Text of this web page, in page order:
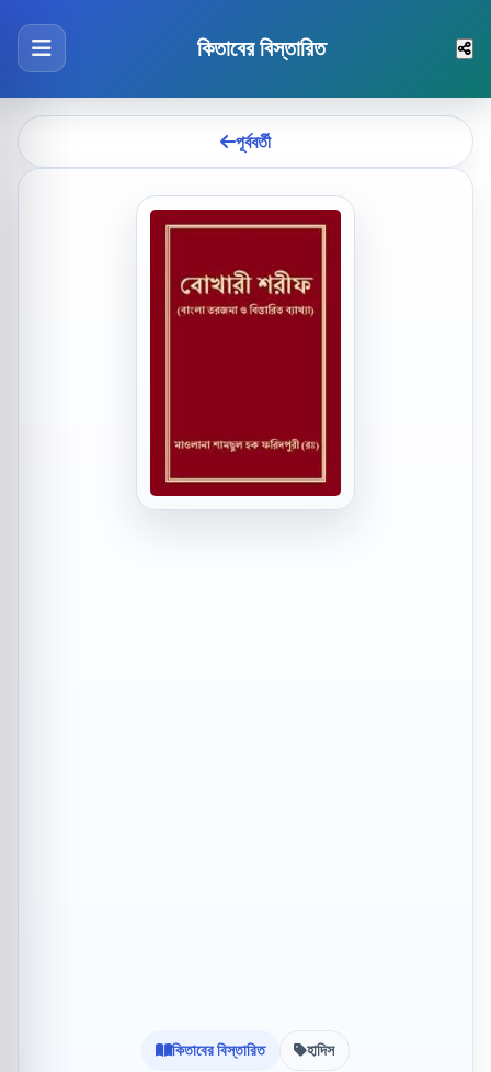
কিতাবের বিস্তারিত
পূর্ববর্তী
কিতাবের বিস্তারিত হাদিস